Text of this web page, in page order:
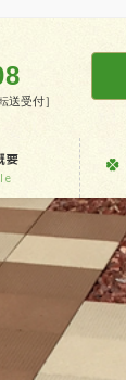
送受付］
要